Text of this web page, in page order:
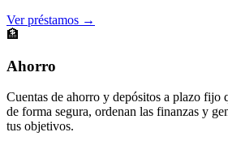
Ver préstamos →
🏦
Ahorro
Cuentas de ahorro y depósitos a plazo fijo
de forma segura, ordenan las finanzas y
tus objetivos.